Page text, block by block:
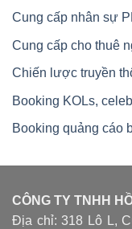
Cung cấp nhân sự
Cung cấp cho thuê
Chiến lược truyền
Booking KOLs,
Booking quảng cáo
CÔNG TY TNHH
Địa chỉ: 318 Lô L,